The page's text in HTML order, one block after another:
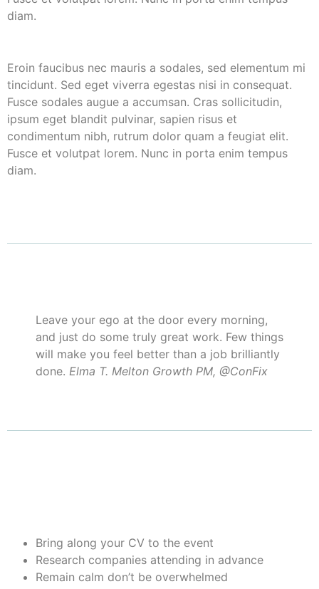
diam.
Eroin faucibus nec mauris a sodales, sed elementum mi
tincidunt. Sed eget viverra egestas nisi in consequat.
Fusce sodales augue a accumsan. Cras sollicitudin,
ipsum eget blandit pulvinar, sapien risus et
condimentum nibh, rutrum dolor quam a feugiat elit.
Fusce et volutpat lorem. Nunc in porta enim tempus
diam.
Leave your ego at the door every morning,
and just do some truly great work. Few things
will make you feel better than a job brilliantly
done. Elma T. Melton Growth PM, @ConFix
Bring along your CV to the event
Research companies attending in advance
Remain calm don’t be overwhelmed